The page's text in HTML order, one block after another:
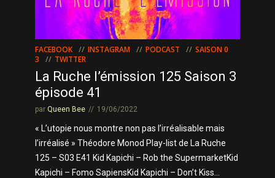
FACEBOOK INSTAGRAM PODCAST
SAISON 0
3
TWITTER
La Ruche l’émission 125 Saison 3
épisode 41
par Queen Bee 19/06/2022
« L’utopie nous montre non pas l’irréalisable mais
l’irréalisé » Théodore Monod Play-list de La Ruche
125 – S03 E41 Kid Kapichi – Rob the SupermarketKid
Kapichi – Fomo SapiensKid Kapichi – Don’t Kiss...